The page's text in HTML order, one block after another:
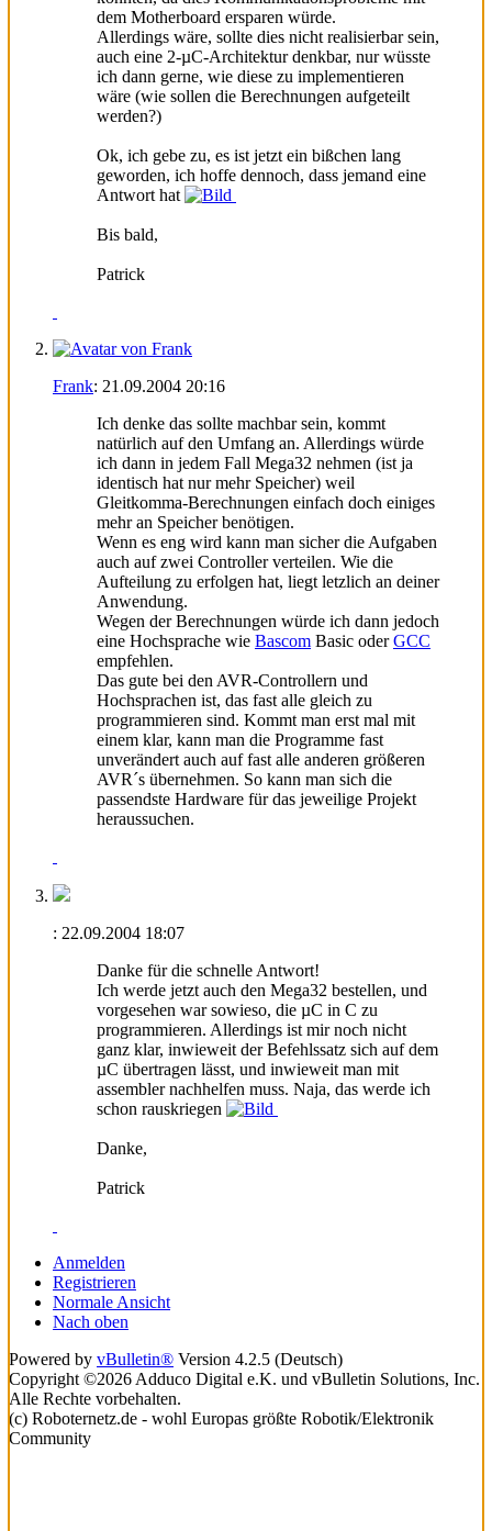
dem Motherboard ersparen würde.
Allerdings wäre, sollte dies nicht realisierbar sein,
auch eine 2-µC-Architektur denkbar, nur wüsste
ich dann gerne, wie diese zu implementieren
wäre (wie sollen die Berechnungen aufgeteilt
werden?)
Ok, ich gebe zu, es ist jetzt ein bißchen lang
geworden, ich hoffe dennoch, dass jemand eine
Antwort hat
Bis bald,
Patrick
Frank: 21.09.2004 20:16
Ich denke das sollte machbar sein, kommt
natürlich auf den Umfang an. Allerdings würde
ich dann in jedem Fall Mega32 nehmen (ist ja
identisch hat nur mehr Speicher) weil
Gleitkomma-Berechnungen einfach doch einiges
mehr an Speicher benötigen.
Wenn es eng wird kann man sicher die Aufgaben
auch auf zwei Controller verteilen. Wie die
Aufteilung zu erfolgen hat, liegt letzlich an deiner
Anwendung.
Wegen der Berechnungen würde ich dann jedoch
eine Hochsprache wie Bascom Basic oderGCC
empfehlen.
Das gute bei den AVR-Controllern und
Hochsprachen ist, das fast alle gleich zu
programmieren sind. Kommt man erst mal mit
einem klar, kann man die Programme fast
unverändert auch auf fast alle anderen größeren
AVR´s übernehmen. So kann man sich die
passendste Hardware für das jeweilige Projekt
heraussuchen.
: 22.09.2004 18:07
Danke für die schnelle Antwort!
Ich werde jetzt auch den Mega32 bestellen, und
vorgesehen war sowieso, die µC in C zu
programmieren. Allerdings ist mir noch nicht
ganz klar, inwieweit der Befehlssatz sich auf dem
µC übertragen lässt, und inwieweit man mit
assembler nachhelfen muss. Naja, das werde ich
schon rauskriegen
Danke,
Patrick
Anmelden
Registrieren
Normale Ansicht
Nach oben
Powered by vBulletin® Version 4.2.5 (Deutsch)
Copyright ©2026 Adduco Digital e.K. und vBulletin Solutions, Inc.
Alle Rechte vorbehalten.
(c) Roboternetz.de - wohl Europas größte Robotik/Elektronik
Community